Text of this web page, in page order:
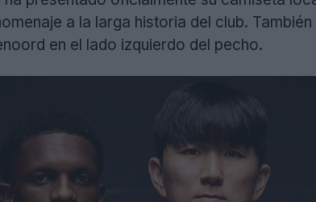
a la larga historia del club.
en el lado izquierdo del pecho.